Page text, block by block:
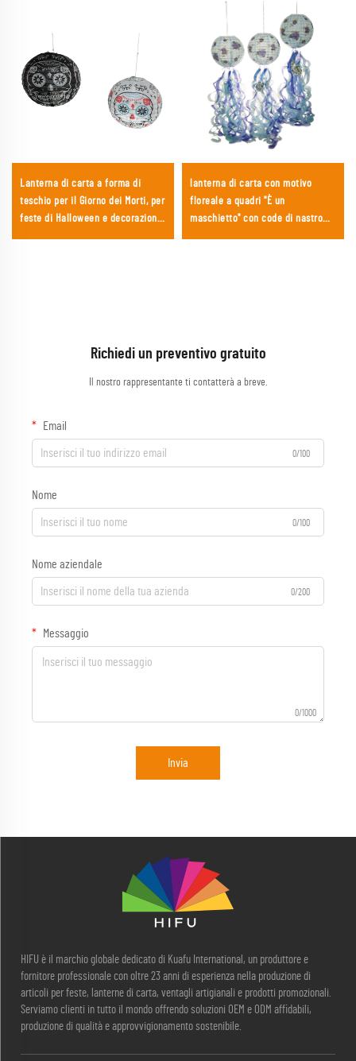
Lanterna di carta a forma di
teschio per il Giorno dei Morti, per
feste di Halloween e decorazioni
lanterna di carta con motivo
floreale a quadri "È un
maschietto" con code di nastro
Richiedi un preventivo gratuito
Il nostro rappresentante ti contatterà a breve.
Email
0/100
Nome
0/100
Nome aziendale
0/200
Messaggio
0/1000
Invia
HIFU è il marchio globale dedicato di Kuafu International, un produttore e
fornitore professionale con oltre 23 anni di esperienza nella produzione di
articoli per feste, lanterne di carta, ventagli artigianali e prodotti promozionali.
Serviamo clienti in tutto il mondo offrendo soluzioni OEM e ODM affidabili,
produzione di qualità e approvvigionamento sostenibile.